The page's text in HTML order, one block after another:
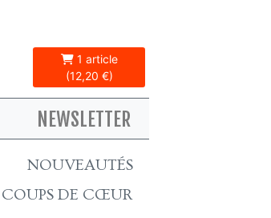
1 article
(12,20 €)
NEWSLETTER
NOUVEAUTÉS
COUPS DE CŒUR